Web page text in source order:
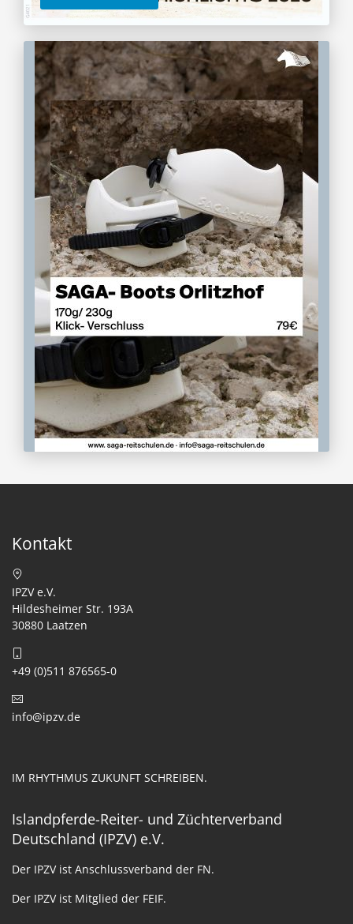
Kontakt
IPZV e.V.
Hildesheimer Str. 193A
30880 Laatzen
+49 (0)511 876565-0
info@ipzv.de
IM RHYTHMUS ZUKUNFT SCHREIBEN.
Islandpferde-Reiter- und Züchterverband
Deutschland (IPZV) e.V.
Der IPZV ist Anschlussverband der FN.
Der IPZV ist Mitglied der FEIF.